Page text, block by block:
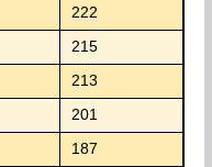
222
215
213
201
187